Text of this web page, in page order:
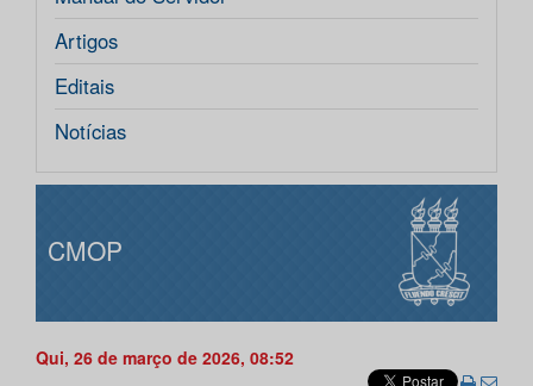
Artigos
Editais
Notícias
CMOP
Qui, 26 de março de 2026, 08:52